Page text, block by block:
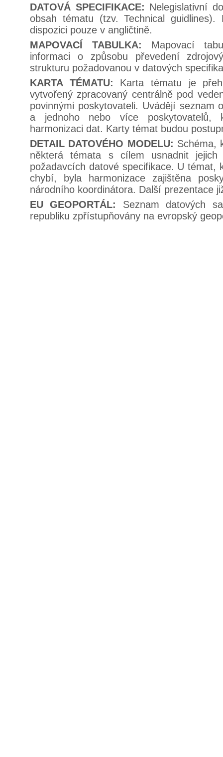
DATOVÁ SPECIFIKACE: Nelegislativní
obsah tématu (tzv. Technical
dispozici pouze v angličtině.
MAPOVACÍ TABULKA: Mapovací
informaci o způsobu převedení
strukturu požadovanou v datových
KARTA TÉMATU: Karta tématu je
vytvořený zpracovaný centrálně pod
povinnými poskytovateli. Uvádějí seznam
a jednoho nebo více poskytovatelů,
harmonizaci dat. Karty témat budou
DETAIL DATOVÉHO MODELU: Schéma,
některá témata s cílem usnadnit jejich
požadavcích datové specifikace. U témat,
chybí, byla harmonizace zajištěna
národního koordinátora. Další prezentace
EU GEOPORTÁL: Seznam datových
republiku zpřístupňovány na evropský